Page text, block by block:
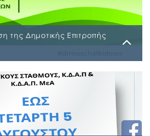
της Δημοτικής Επιτροπής
της Δημοτικής Επιτροπής θα
Κατάστημα επί των οδών
34, την Τετάρτη 29
ώρα 10:00 π.μ., για συζήτηση και
παρακάτω θέματα της